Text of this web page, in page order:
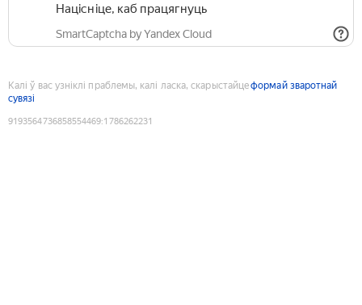
Націсніце, каб працягнуць
SmartCaptcha by Yandex Cloud
Калі ў вас узніклі праблемы, калі ласка, скарыстайцеформай зваротнай
сувязі
9193564736858554469:1786262231